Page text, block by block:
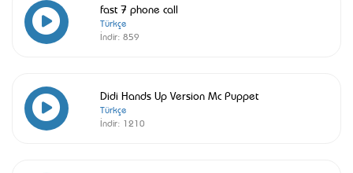
fast 7 phone call
Türkçe
İndir: 859
Didi Hands Up Version Mc Puppet
Türkçe
İndir: 1210